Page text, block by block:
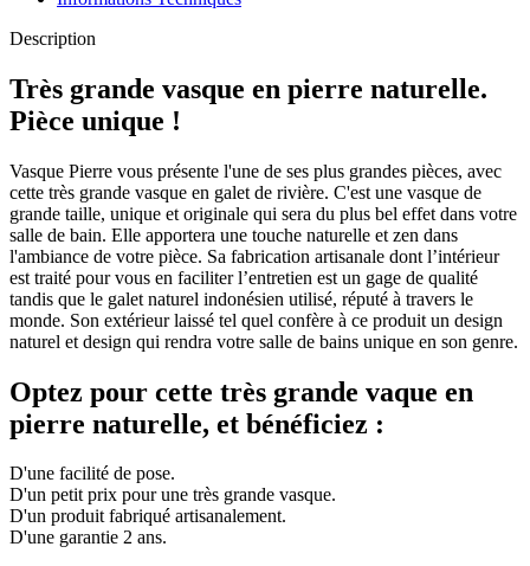
Description
Très grande vasque en pierre naturelle.
Pièce unique !
Vasque Pierre vous présente l'une de ses plus grandes pièces, avec
cette très grande vasque en galet de rivière. C'est une vasque de
grande taille, unique et originale qui sera du plus bel effet dans votre
salle de bain. Elle apportera une touche naturelle et zen dans
l'ambiance de votre pièce. Sa fabrication artisanale dont l’intérieur
est traité pour vous en faciliter l’entretien est un gage de qualité
tandis que le galet naturel indonésien utilisé, réputé à travers le
monde. Son extérieur laissé tel quel confère à ce produit un design
naturel et design qui rendra votre salle de bains unique en son genre.
Optez pour cette très grande vaque en
pierre naturelle, et bénéficiez :
D'une facilité de pose.
D'un petit prix pour une très grande vasque.
D'un produit fabriqué artisanalement.
D'une garantie 2 ans.